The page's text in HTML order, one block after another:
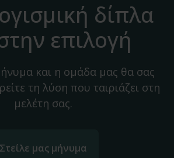
δίπλα
επιλογή
και η ομάδα μας θα σας
τη λύση που ταιριάζει στη
μελέτη σας.
Στείλε μας μήνυμα